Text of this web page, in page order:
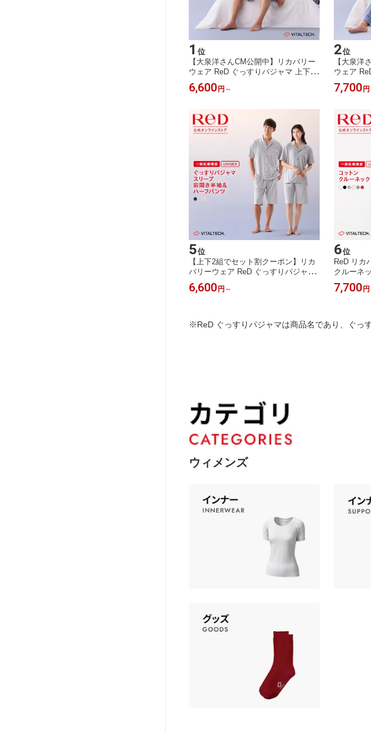
1 位
【大泉洋さんCM公開中】リカバリー
ウェア ReD ぐっすりパジャマ 上下セ
ット プルオーバー 半袖 半ズボン 血
行促進 疲労回復 夏用 メンズ レディ
ウェア リカバリーパジャマ 一般医療
機器
6,600 円 ～
2位
【大泉洋
ウェア
ット 男女
袖プルオ
日 プレゼ
7,700 円
5位
【上下2組でセット割クーポン】リカ
バリーウェア ReD ぐっすりパジャマ
前開き 半袖 半ズボン 上下セット 血
行促進 疲労回復 前あき ルームウェア
マ 一般医療機器
6,600 円 ～
6位
ReD リカ
クルーネ
的 ギフト
ズ レディ
7,700 円
※ReD ぐっすりパジャマは商品名であり、ぐっ
ウィメンズ